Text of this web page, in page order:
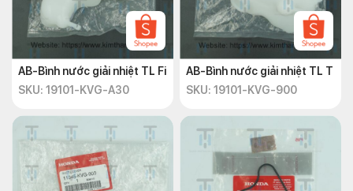
AB-Bình nước giải nhiệt TL Fi
SKU: 19101-KVG-A30
AB-Bình nước giải nhiệt TL T
SKU: 19101-KVG-900